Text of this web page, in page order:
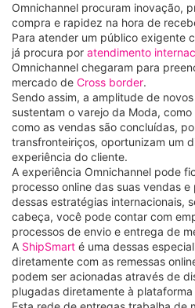
Omnichannel procuram inovação,
compra e rapidez na hora de
Para atender um público exigente
já procura por atendimento
Omnichannel chegaram para
mercado de Cross border.
Sendo assim, a amplitude de
sustentam o varejo da Moda,
como as vendas são concluídas,
transfronteiriços, oportunizam um
experiência do cliente.
A experiência Omnichannel pode
processo online das suas vendas
dessas estratégias internacionais,
cabeça, você pode contar com
processos de envio e entrega de
A ShipSmart é uma dessas
diretamente com as remessas
podem ser acionadas através de
plugadas diretamente à